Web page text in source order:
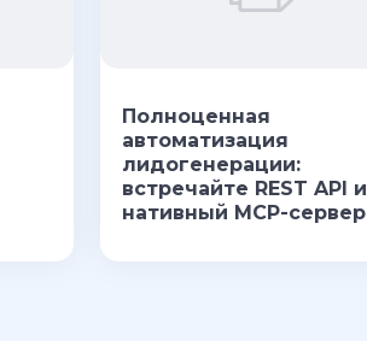
Полноценная
автоматизация
лидогенерации:
встречайте REST API и
нативный MCP-сервер